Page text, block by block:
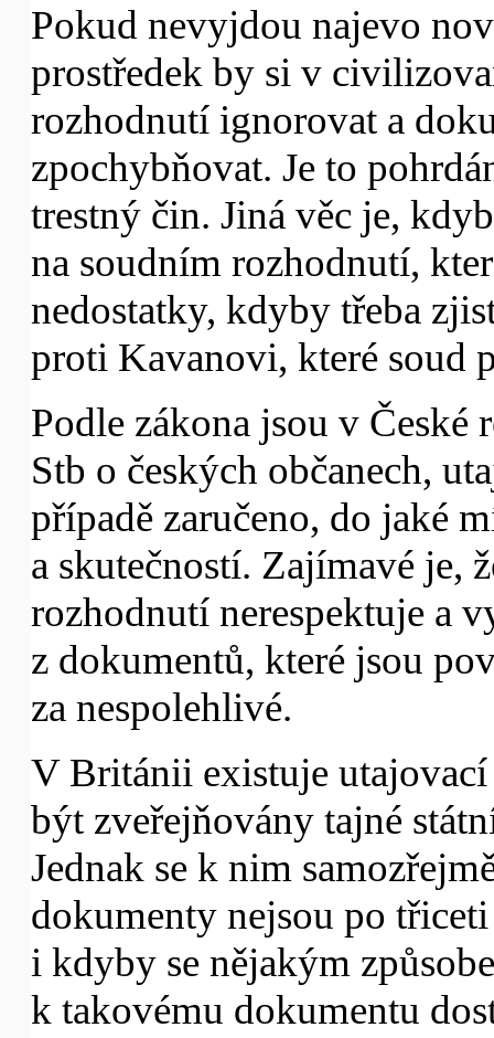
Pokud nevyjdou najevo
prostředek by si v
rozhodnutí ignorovat a
zpochybňovat. Je to
trestný čin. Jiná věc je,
na soudním rozhodnutí,
nedostatky, kdyby třeba
proti Kavanovi, které soud
Podle zákona jsou v České
Stb o českých občanech,
případě zaručeno, do jaké
a skutečností. Zajímavé je,
rozhodnutí nerespektuje a
z dokumentů, které jsou
za nespolehlivé.
V Británii existuje
být zveřejňovány tajné
Jednak se k nim
dokumenty nejsou po
i kdyby se nějakým
k takovému dokumentu